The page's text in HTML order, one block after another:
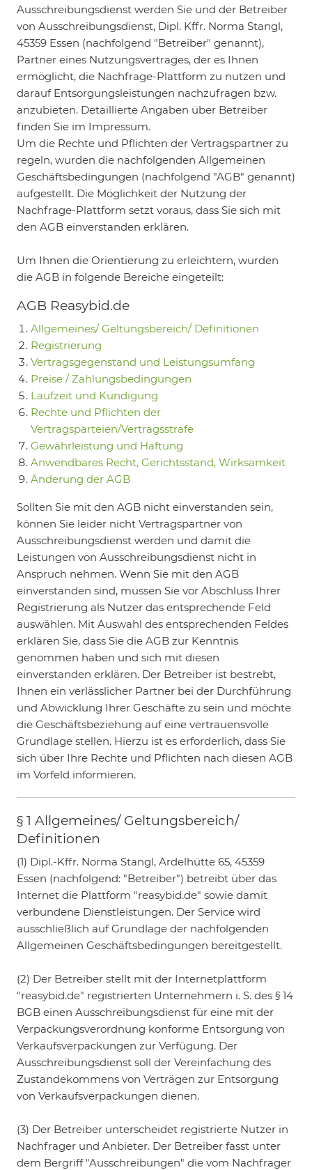
Ausschreibungsdienst werden Sie und der Betreiber
von Ausschreibungsdienst, Dipl. Kffr. Norma Stangl,
45359 Essen (nachfolgend "Betreiber" genannt),
Partner eines Nutzungsvertrages, der es Ihnen
ermöglicht, die Nachfrage-Plattform zu nutzen und
darauf Entsorgungsleistungen nachzufragen bzw.
anzubieten. Detaillierte Angaben über Betreiber
finden Sie im Impressum.
Um die Rechte und Pflichten der Vertragspartner zu
regeln, wurden die nachfolgenden Allgemeinen
Geschäftsbedingungen (nachfolgend "AGB" genannt)
aufgestellt. Die Möglichkeit der Nutzung der
Nachfrage-Plattform setzt voraus, dass Sie sich mit
den AGB einverstanden erklären.
Um Ihnen die Orientierung zu erleichtern, wurden
die AGB in folgende Bereiche eingeteilt:
AGB Reasybid.de
Allgemeines/ Geltungsbereich/ Definitionen
Registrierung
Vertragsgegenstand und Leistungsumfang
Preise / Zahlungsbedingungen
Laufzeit und Kündigung
Rechte und Pflichten der
Vertragsparteien/Vertragsstrafe
Gewährleistung und Haftung
Anwendbares Recht, Gerichtsstand, Wirksamkeit
Änderung der AGB
Sollten Sie mit den AGB nicht einverstanden sein,
können Sie leider nicht Vertragspartner von
Ausschreibungsdienst werden und damit die
Leistungen von Ausschreibungsdienst nicht in
Anspruch nehmen. Wenn Sie mit den AGB
einverstanden sind, müssen Sie vor Abschluss Ihrer
Registrierung als Nutzer das entsprechende Feld
auswählen. Mit Auswahl des entsprechenden Feldes
erklären Sie, dass Sie die AGB zur Kenntnis
genommen haben und sich mit diesen
einverstanden erklären. Der Betreiber ist bestrebt,
Ihnen ein verlässlicher Partner bei der Durchführung
und Abwicklung Ihrer Geschäfte zu sein und möchte
die Geschäftsbeziehung auf eine vertrauensvolle
Grundlage stellen. Hierzu ist es erforderlich, dass Sie
sich über Ihre Rechte und Pflichten nach diesen AGB
im Vorfeld informieren.
§ 1 Allgemeines/ Geltungsbereich/
Definitionen
(1) Dipl.-Kffr. Norma Stangl, Ardelhütte 65, 45359
Essen (nachfolgend: "Betreiber") betreibt über das
Internet die Plattform "reasybid.de" sowie damit
verbundene Dienstleistungen. Der Service wird
ausschließlich auf Grundlage der nachfolgenden
Allgemeinen Geschäftsbedingungen bereitgestellt.
(2) Der Betreiber stellt mit der Internetplattform
"reasybid.de" registrierten Unternehmern i. S. des § 14
BGB einen Ausschreibungsdienst für eine mit der
Verpackungsverordnung konforme Entsorgung von
Verkaufsverpackungen zur Verfügung. Der
Ausschreibungsdienst soll der Vereinfachung des
Zustandekommens von Verträgen zur Entsorgung
von Verkaufsverpackungen dienen.
(3) Der Betreiber unterscheidet registrierte Nutzer in
Nachfrager und Anbieter. Der Betreiber fasst unter
dem Bergriff "Ausschreibungen" die vom Nachfrager